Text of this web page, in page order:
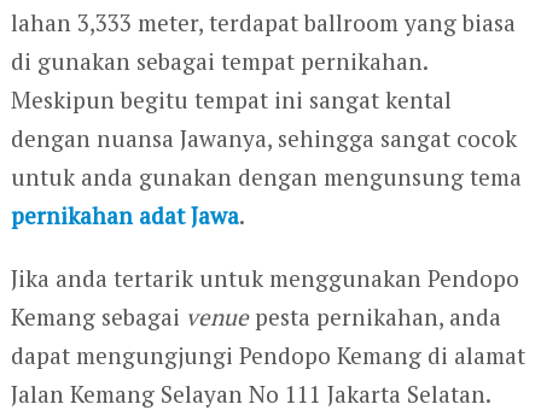
lahan 3,333 meter, terdapat ballroom yang biasa
di gunakan sebagai tempat pernikahan.
Meskipun begitu tempat ini sangat kental
dengan nuansa Jawanya, sehingga sangat cocok
untuk anda gunakan dengan mengunsung tema
pernikahan adat Jawa.
Jika anda tertarik untuk menggunakan Pendopo
Kemang sebagai venuepesta pernikahan, anda
dapat mengungjungi Pendopo Kemang di alamat
Jalan Kemang Selayan No 111 Jakarta Selatan.